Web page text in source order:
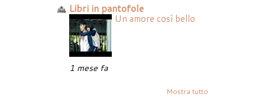
Libri in pantofole
Un amore così bello
1 mese fa
Mostra tutto